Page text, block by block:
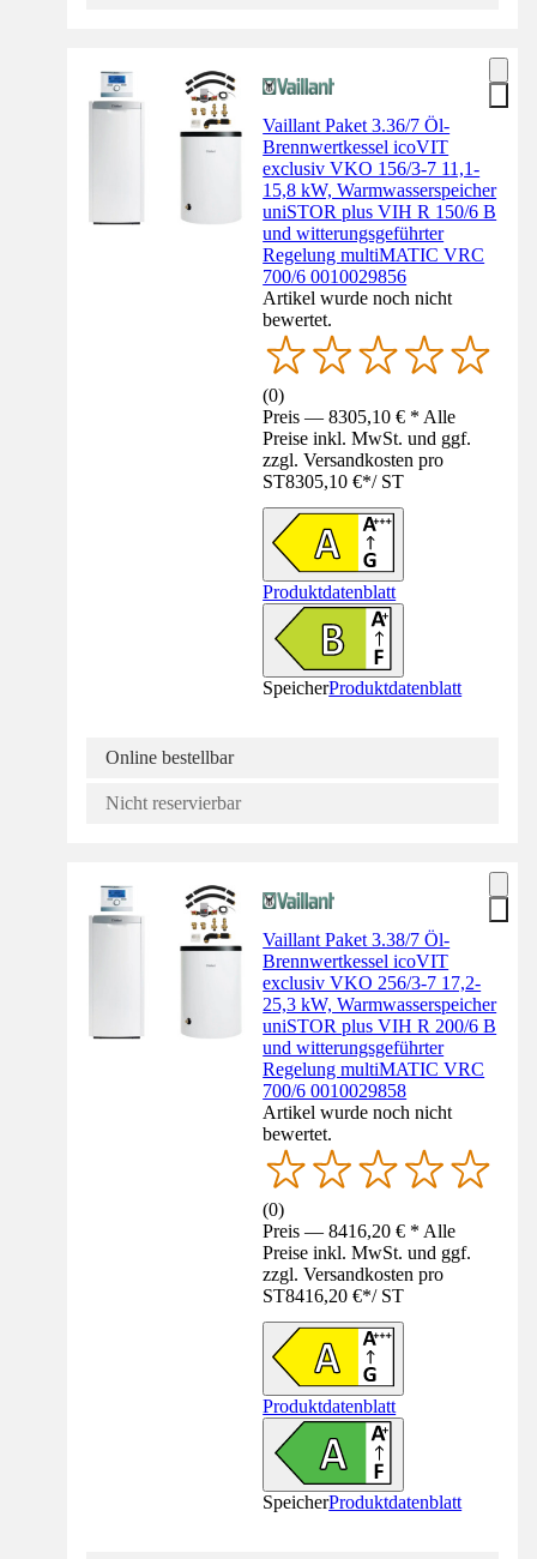
Vaillant Paket 3.36/7 Öl-
Brennwertkessel icoVIT
exclusiv VKO 156/3-7 11,1-
15,8 kW, Warmwasserspeicher
uniSTOR plus VIH R 150/6 B
und witterungsgeführter
Regelung multiMATIC VRC
700/6 0010029856
Artikel wurde noch nicht
bewertet.
(0)
Preis — 8305,10 € * Alle
Preise inkl. MwSt. und ggf.
zzgl. Versandkosten pro
ST8305,10 €*/ ST
Produktdatenblatt
SpeicherProduktdatenblatt
Online bestellbar
Nicht reservierbar
Vaillant Paket 3.38/7 Öl-
Brennwertkessel icoVIT
exclusiv VKO 256/3-7 17,2-
25,3 kW, Warmwasserspeicher
uniSTOR plus VIH R 200/6 B
und witterungsgeführter
Regelung multiMATIC VRC
700/6 0010029858
Artikel wurde noch nicht
bewertet.
(0)
Preis — 8416,20 € * Alle
Preise inkl. MwSt. und ggf.
zzgl. Versandkosten pro
ST8416,20 €*/ ST
Produktdatenblatt
SpeicherProduktdatenblatt